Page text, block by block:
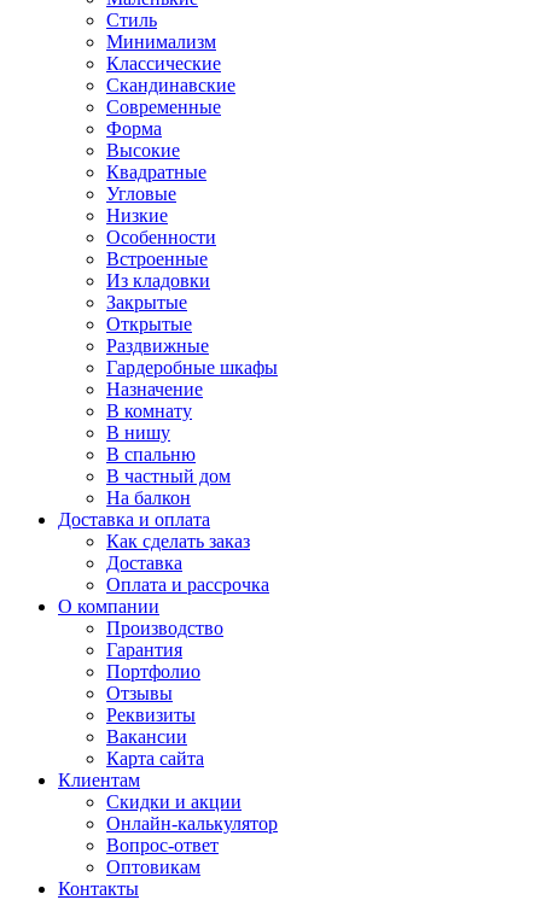
Стиль
Минимализм
Классические
Скандинавские
Современные
Форма
Высокие
Квадратные
Угловые
Низкие
Особенности
Встроенные
Из кладовки
Закрытые
Открытые
Раздвижные
Гардеробные шкафы
Назначение
В комнату
В нишу
В спальню
В частный дом
На балкон
Доставка и оплата
Как сделать заказ
Доставка
Оплата и рассрочка
О компании
Производство
Гарантия
Портфолио
Отзывы
Реквизиты
Вакансии
Карта сайта
Клиентам
Скидки и акции
Онлайн-калькулятор
Вопрос-ответ
Оптовикам
Контакты